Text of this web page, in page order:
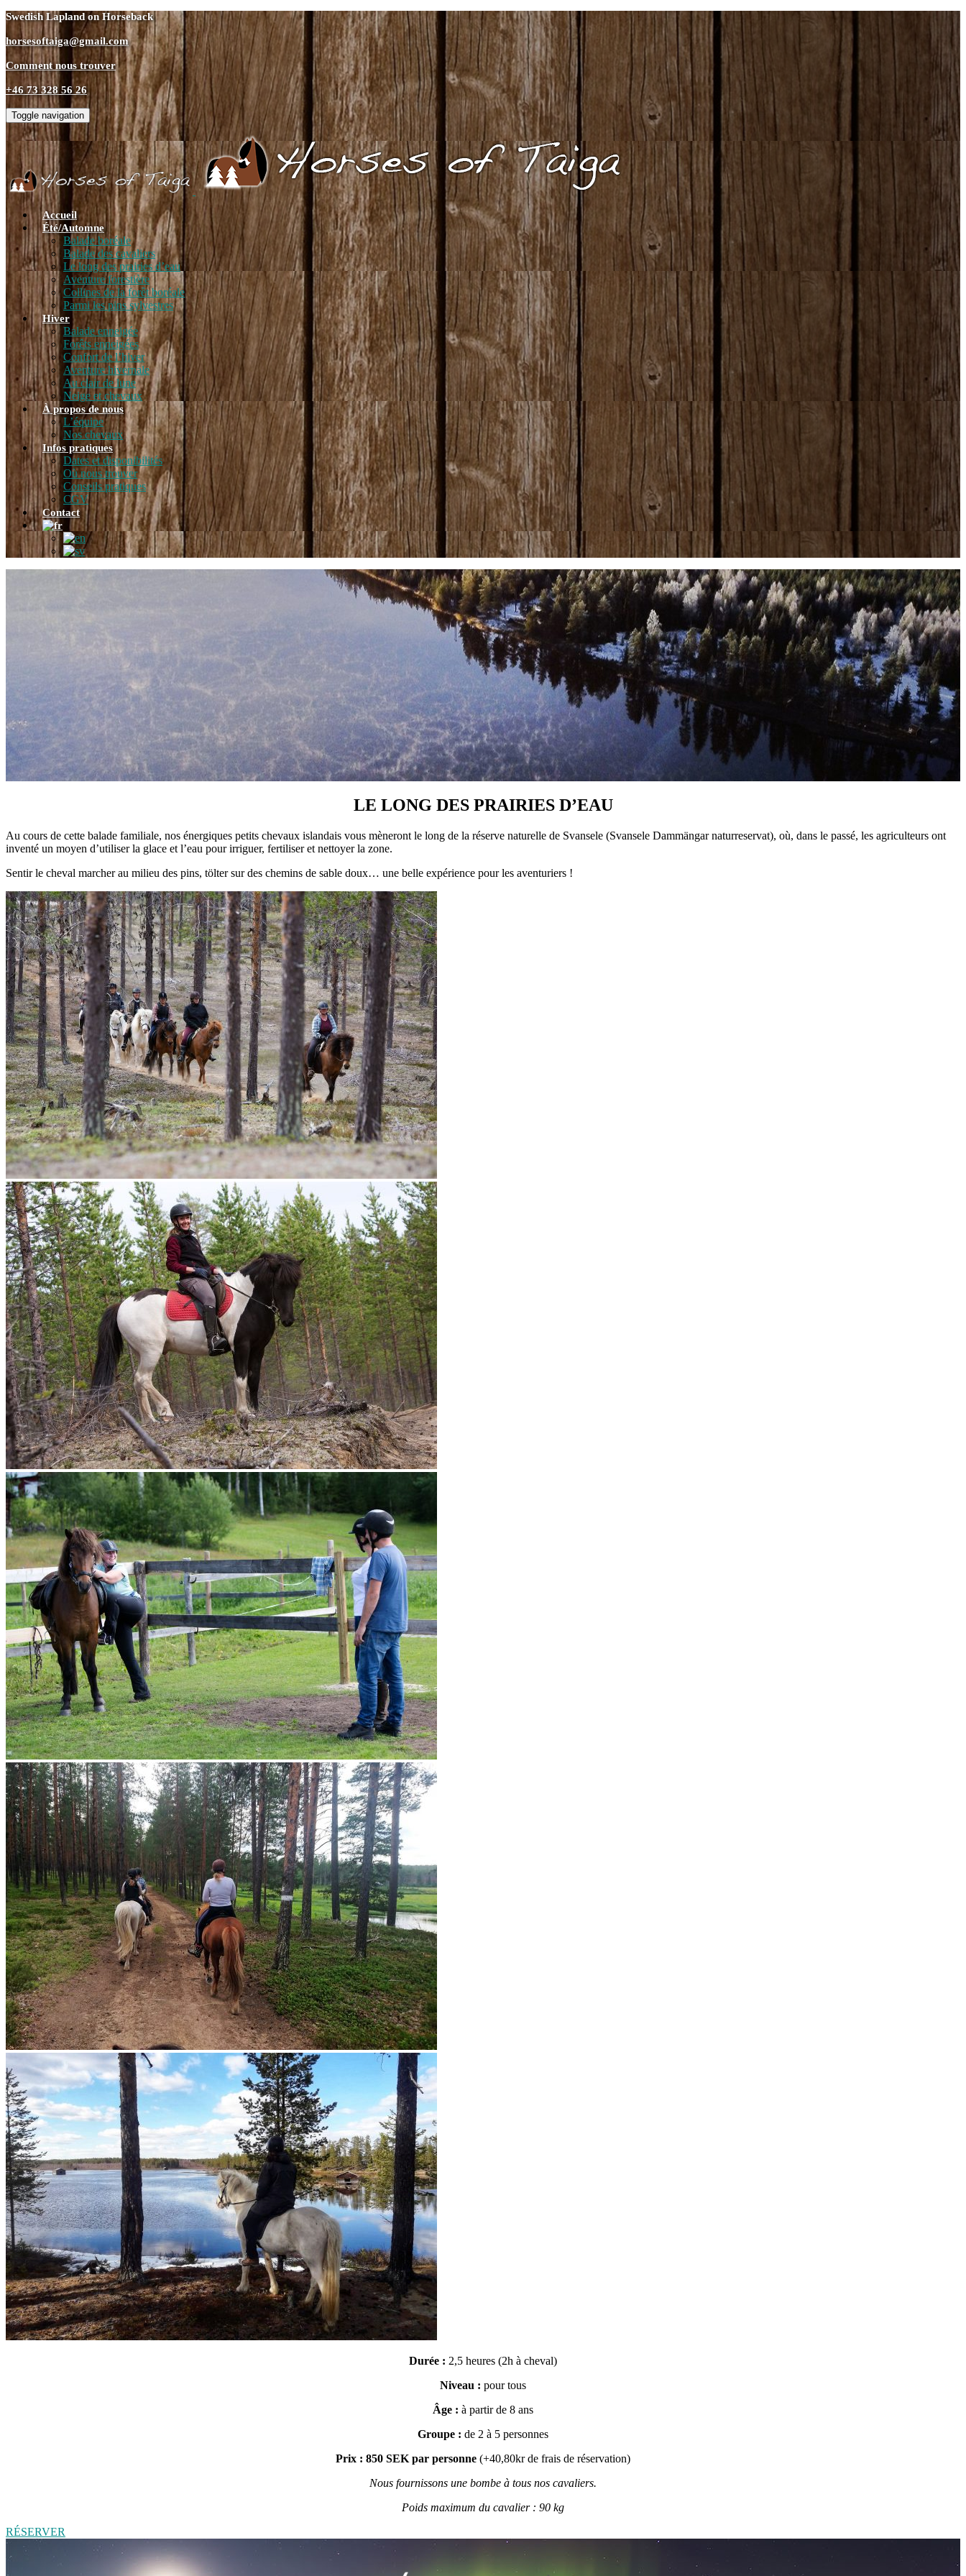
Swedish Lapland on Horseback
horsesoftaiga@gmail.com
Comment nous trouver
+46 73 328 56 26
Toggle navigation
Accueil
Été/Automne
Balade boréale
Balade des cavaliers
Le long des prairies d’eau
Aventure forestière
Collines de la forêt boréale
Parmi les pins sylvestres
Hiver
Balade enneigée
Forêts enneigées
Confort de l’hiver
Aventure hivernale
Au clair de lune
Neige et chevaux
À propos de nous
L’équipe
Nos chevaux
Infos pratiques
Dates et disponibilités
Où nous trouver
Conseils pratiques
CGV
Contact
LE LONG DES PRAIRIES D’EAU
Au cours de cette balade familiale, nos énergiques petits chevaux islandais vous mèneront le long de la réserve naturelle de Svansele (Svansele Dammängar naturreservat), où, dans le passé, les agriculteurs ont
inventé un moyen d’utiliser la glace et l’eau pour irriguer, fertiliser et nettoyer la zone.
Sentir le cheval marcher au milieu des pins, tölter sur des chemins de sable doux… une belle expérience pour les aventuriers !
Durée : 2,5 heures (2h à cheval)
Niveau : pour tous
Âge : à partir de 8 ans
Groupe : de 2 à 5 personnes
Prix : 850 SEK par personne (+40,80kr de frais de réservation)
Nous fournissons une bombe à tous nos cavaliers.
Poids maximum du cavalier : 90 kg
RÉSERVER